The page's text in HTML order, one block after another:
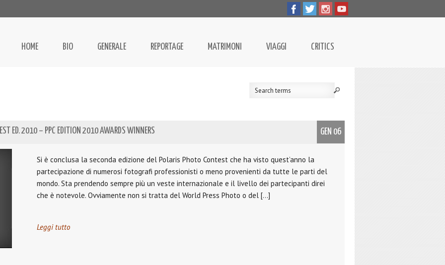
HOME BIO GENERALE REPORTAGE MATRIMONI VIAGGI CRITICS
ED. 2010 – PPC EDITION 2010 AWARDS WINNERS GEN 06
Si è conclusa la seconda edizione del Polaris Photo Contest che ha visto quest’anno la
partecipazione di numerosi fotografi professionisti o meno provenienti da tutte le parti del
mondo. Sta prendendo sempre più un veste internazionale e il livello dei partecipanti direi
che è notevole. Ovviamente non si tratta del World Press Photo o del […]
Leggi tutto